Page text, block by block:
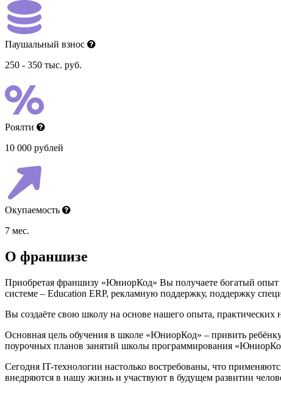
Паушальный взнос
250 - 350 тыс. руб.
Роялти
10 000 рублей
Окупаемость
7 мес.
О франшизе
Приобретая франшизу «ЮниорКод» Вы получаете богатый опыт
системе – Education ERP, рекламную поддержку, поддержку
Вы создаёте свою школу на основе нашего опыта,
Основная цель обучения в школе «ЮниорКод» – привить
поурочных планов занятий школы программирования
Сегодня IT-технологии настолько востребованы, что
внедряются в нашу жизнь и участвуют в будущем развитии